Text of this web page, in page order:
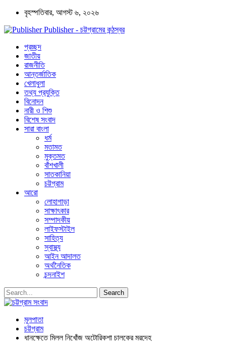
বৃহস্পতিবার, আগস্ট ৬, ২০২৬
Publisher - চট্টগ্রামের কন্ঠস্বর
প্রচ্ছদ
জাতীয়
রাজনীতি
আন্তর্জাতিক
খেলাধুলা
তথ্য প্রযুক্তি
বিনোদন
নারী ও শিশু
বিশেষ সংবাদ
সারা বাংলা
ধর্ম
মতামত
মুক্তমত
বাঁশখালী
সাতকানিয়া
চট্টগ্রাম
আরো
লোহাগাড়া
সাক্ষাৎকার
সম্পাদকীয়
লাইফস্টাইল
সাহিত্য
স্বাস্থ্য
আইন আদালত
অর্থনৈতিক
চন্দনাইশ
মূলপাতা
চট্টগ্রাম
ধানক্ষেতে মিলল নিখোঁজ অটোরিকশা চালকের মরদেহ